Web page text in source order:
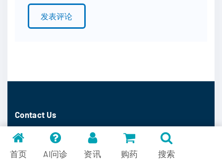
l
Contact Us
Phone (US) +1-505-750-3867
Emailinfo@medfind.link
首页 AI问诊 资讯 购药 搜索